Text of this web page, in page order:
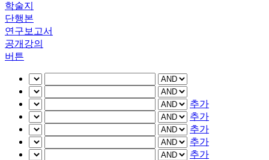
학술지
단행본
연구보고서
공개강의
버튼
추가
추가
추가
추가
추가